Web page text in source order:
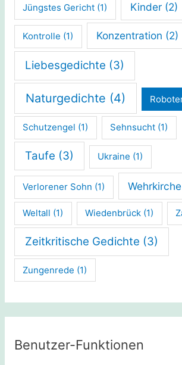
Jüngstes Gericht (1) Kinder (2)
Kontrolle (1) Konzentration (2)
Liebesgedichte (3)
Naturgedichte (4)
Schutzengel (1) Sehnsucht (1)
Taufe (3) Ukraine (1)
Verlorener Sohn (1) Wehrkirche
Weltall (1) Wiedenbrück (1)
Zeitkritische Gedichte (3)
Zungenrede (1)
Benutzer-Funktionen